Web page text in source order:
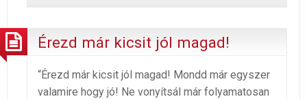
Érezd már kicsit jól magad!
“Érezd már kicsit jól magad! Mondd már egyszer
valamire hogy jó! Ne vonyítsál már folyamatosan